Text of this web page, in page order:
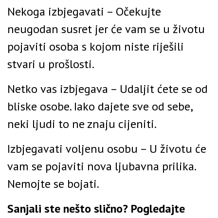
Nekoga izbjegavati – Očekujte
neugodan susret jer će vam se u životu
pojaviti osoba s kojom niste riješili
stvari u prošlosti.
Netko vas izbjegava – Udaljit ćete se od
bliske osobe. Iako dajete sve od sebe,
neki ljudi to ne znaju cijeniti.
Izbjegavati voljenu osobu – U životu će
vam se pojaviti nova ljubavna prilika.
Nemojte se bojati.
Sanjali ste nešto slično? Pogledajte